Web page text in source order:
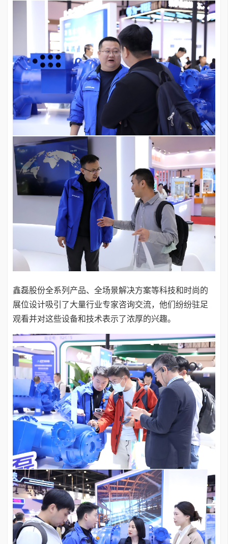
鑫磊股份全系列产品、全场景解决方案等科技和时尚的
展位设计吸引了大量行业专家咨询交流，他们纷纷驻足
观看并对这些设备和技术表示了浓厚的兴趣。